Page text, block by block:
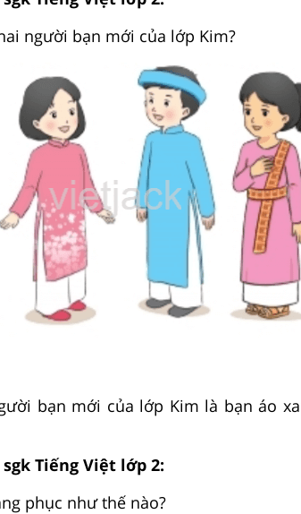
người bạn mới của lớp Kim?
bạn mới của lớp Kim là bạn áo
Tiếng Việt lớp 2:
phục như thế nào?